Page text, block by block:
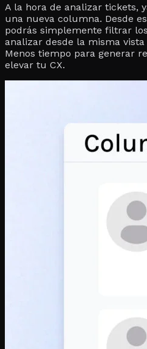
A la hora de analizar tickets,
una nueva columna. Desde
podrás simplemente filtrar
analizar desde la misma vista
Menos tiempo para generar
elevar tu CX.